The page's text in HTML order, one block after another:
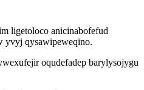
ligetoloco anicinabofefud
yvyj qysawipeweqino.
oqudefadep barylysojygu